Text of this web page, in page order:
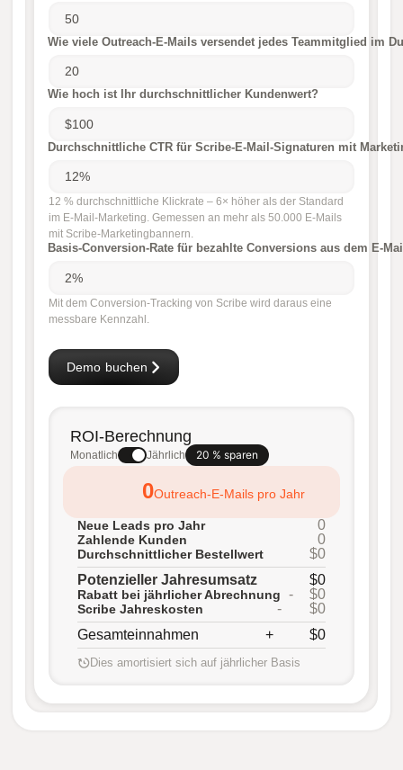
Wie viele Outreach-E-Mails versendet jedes Teammitglied im
Wie hoch ist Ihr durchschnittlicher Kundenwert?
Durchschnittliche CTR für Scribe-E-Mail-Signaturen mit
12 % durchschnittliche Klickrate – 6× höher als der Standard
im E-Mail-Marketing. Gemessen an mehr als 50.000 E-Mails
mit Scribe-Marketingbannern.
Basis-Conversion-Rate für bezahlte Conversions aus dem E-
Mit dem Conversion-Tracking von Scribe wird daraus eine
messbare Kennzahl.
ROI-Berechnung
Monatlich Jährlich 20 % sparen
0Outreach-E-Mails pro Jahr
Neue Leads pro Jahr 0
Zahlende Kunden 0
Durchschnittlicher Bestellwert
$0
Potenzieller Jahresumsatz
$0
Rabatt bei jährlicher Abrechnung - $0
Scribe Jahreskosten -
$0
Gesamteinnahmen
+ $0
Dies amortisiert sich auf jährlicher Basis
Demo buchen